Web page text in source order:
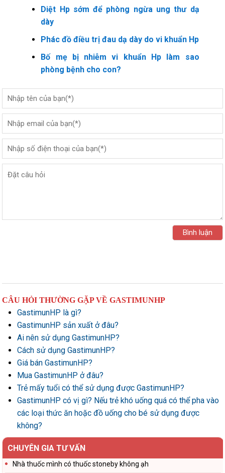
Diệt Hp sớm để phòng ngừa ung thư dạ
dày
Phác đồ điều trị đau dạ dày do vi khuẩn Hp
Bố mẹ bị nhiễm vi khuẩn Hp làm sao
phòng bệnh cho con?
CÂU HỎI THƯỜNG GẶP VỀ GASTIMUNHP
GastimunHP là gì?
GastimunHP sản xuất ở đâu?
Ai nên sử dụng GastimunHP?
Cách sử dụng GastimunHP?
Giá bán GastimunHP?
Mua GastimunHP ở đâu?
Trẻ mấy tuổi có thể sử dụng được GastimunHP?
GastimunHP có vị gì? Nếu trẻ khó uống quá có thể pha vào
các loại thức ăn hoặc đồ uống cho bé sử dụng được
không?
CHUYÊN GIA TƯ VẤN
Nhà thuốc mình có thuốc stoneby không ạh